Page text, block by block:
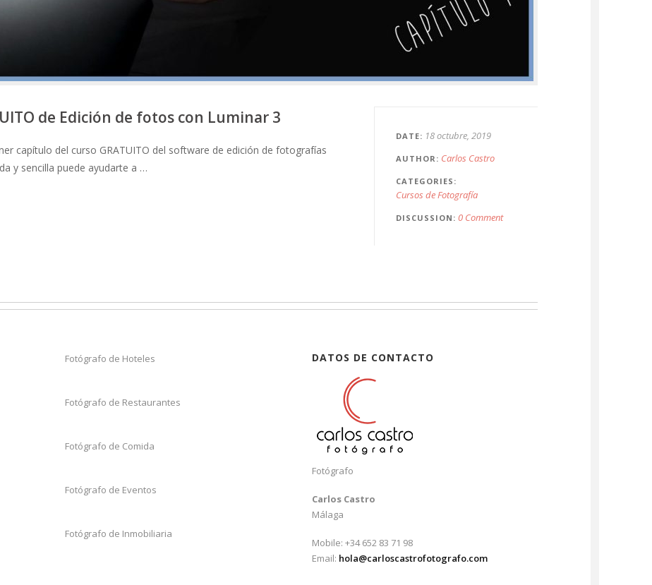
DATE 18 octubre, 2019
AUTHOR Carlos Castro
CATEGORIES
Cursos de Fotografía
DISCUSSION 0 Comment
de Edición de fotos con Luminar 3
capítulo del curso GRATUITO del software de edición de fotografías
y sencilla puede ayudarte a …
Fotógrafo de Hoteles
Fotógrafo de Restaurantes
Fotógrafo de Comida
Fotógrafo de Eventos
Fotógrafo de Inmobiliaria
DATOS DE CONTACTO
Fotógrafo
Carlos Castro
Málaga
Mobile: +34 652 83 71 98
Email: hola@carloscastrofotografo.com